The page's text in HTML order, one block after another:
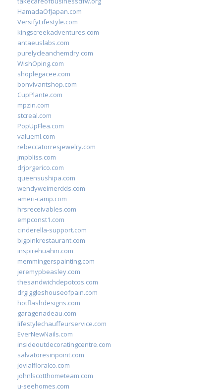
HamadaOfJapan.com
VersifyLifestyle.com
kingscreekadventures.com
antaeuslabs.com
purelycleanchemdry.com
WishOping.com
shoplegacee.com
bonvivantshop.com
CupPlante.com
mpzin.com
stcreal.com
PopUpFlea.com
valueml.com
rebeccatorresjewelry.com
jmpbliss.com
drjorgerico.com
queensushipa.com
wendyweimerdds.com
ameri-camp.com
hrsreceivables.com
empconst1.com
cinderella-support.com
bigpinkrestaurant.com
inspirehuahin.com
memmingerspainting.com
jeremypbeasley.com
thesandwichdepotcos.com
drgiggleshouseofpain.com
hotflashdesigns.com
garagenadeau.com
lifestylechauffeurservice.com
EverNewNails.com
insideoutdecoratingcentre.com
salvatoresinpoint.com
jovialfloralco.com
johnlscotthometeam.com
u-seehomes.com